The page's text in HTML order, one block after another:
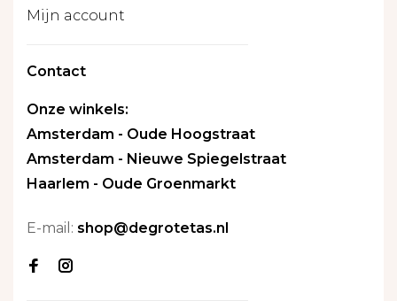
Mijn account
Contact
Onze winkels:
Amsterdam - Oude Hoogstraat
Amsterdam - Nieuwe Spiegelstraat
Haarlem - Oude Groenmarkt
E-mail: shop@degrotetas.nl